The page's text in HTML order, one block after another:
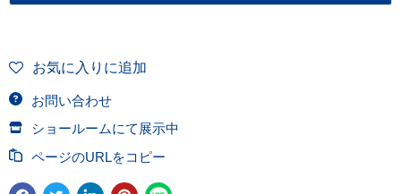
お気に入りに追加
お問い合わせ
ショールームにて展示中
ページのURLをコピー